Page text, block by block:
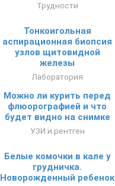
Трудности
Тонкоигольная
аспирационная биопсия
узлов щитовидной
железы
Лаборатория
Можно ли курить перед
флюорографией и что
будет видно на снимке
УЗИ и рентген
Белые комочки в кале у
грудничка.
Новорожденный ребенок